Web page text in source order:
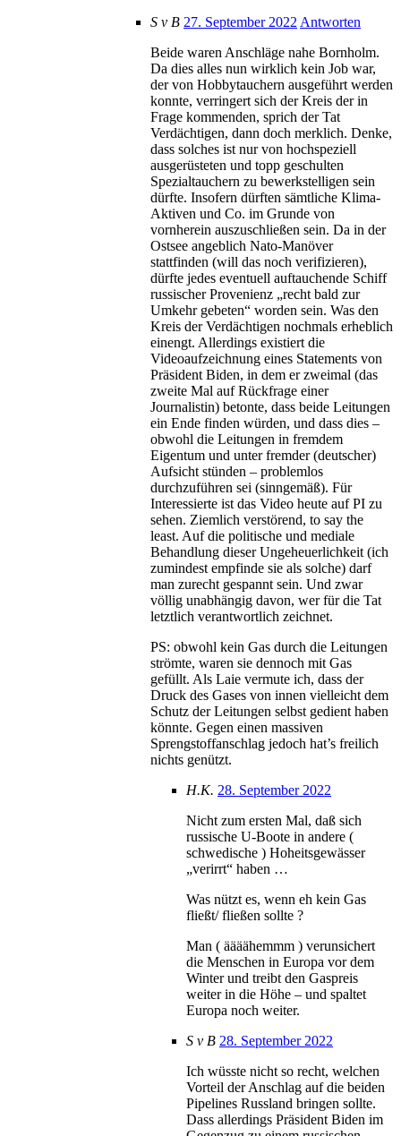
S v B 27. September 2022 Antworten
Beide waren Anschläge nahe Bornholm.
Da dies alles nun wirklich kein Job war,
der von Hobbytauchern ausgeführt werden
konnte, verringert sich der Kreis der in
Frage kommenden, sprich der Tat
Verdächtigen, dann doch merklich. Denke,
dass solches ist nur von hochspeziell
ausgerüsteten und topp geschulten
Spezialtauchern zu bewerkstelligen sein
dürfte. Insofern dürften sämtliche Klima-
Aktiven und Co. im Grunde von
vornherein auszuschließen sein. Da in der
Ostsee angeblich Nato-Manöver
stattfinden (will das noch verifizieren),
dürfte jedes eventuell auftauchende Schiff
russischer Provenienz „recht bald zur
Umkehr gebeten“ worden sein. Was den
Kreis der Verdächtigen nochmals erheblich
einengt. Allerdings existiert die
Videoaufzeichnung eines Statements von
Präsident Biden, in dem er zweimal (das
zweite Mal auf Rückfrage einer
Journalistin) betonte, dass beide Leitungen
ein Ende finden würden, und dass dies –
obwohl die Leitungen in fremdem
Eigentum und unter fremder (deutscher)
Aufsicht stünden – problemlos
durchzuführen sei (sinngemäß). Für
Interessierte ist das Video heute auf PI zu
sehen. Ziemlich verstörend, to say the
least. Auf die politische und mediale
Behandlung dieser Ungeheuerlichkeit (ich
zumindest empfinde sie als solche) darf
man zurecht gespannt sein. Und zwar
völlig unabhängig davon, wer für die Tat
letztlich verantwortlich zeichnet.
PS: obwohl kein Gas durch die Leitungen
strömte, waren sie dennoch mit Gas
gefüllt. Als Laie vermute ich, dass der
Druck des Gases von innen vielleicht dem
Schutz der Leitungen selbst gedient haben
könnte. Gegen einen massiven
Sprengstoffanschlag jedoch hat’s freilich
nichts genützt.
H.K. 28. September 2022
Nicht zum ersten Mal, daß sich
russische U-Boote in andere (
schwedische ) Hoheitsgewässer
„verirrt“ haben …
Was nützt es, wenn eh kein Gas
fließt/ fließen sollte ?
Man ( äääähemmm ) verunsichert
die Menschen in Europa vor dem
Winter und treibt den Gaspreis
weiter in die Höhe – und spaltet
Europa noch weiter.
S v B 28. September 2022
Ich wüsste nicht so recht, welchen
Vorteil der Anschlag auf die beiden
Pipelines Russland bringen sollte.
Dass allerdings Präsident Biden im